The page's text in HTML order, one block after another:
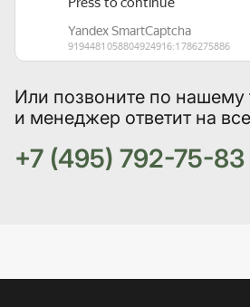
Или позвоните по нашему
и менеджер ответит на
+7 (495) 792-75-83